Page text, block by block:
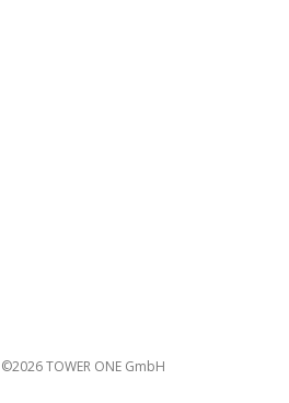
©2026 TOWER ONE GmbH